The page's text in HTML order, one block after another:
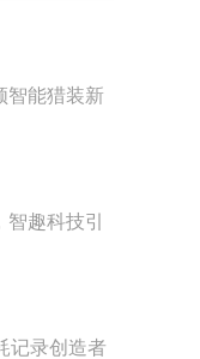
智能猎装新
趣科技引
记录创造者